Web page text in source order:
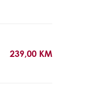
239,00 KM